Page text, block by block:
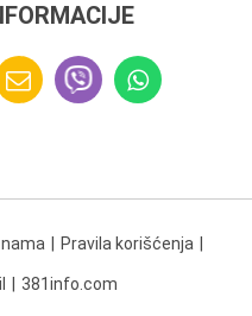
Pravila korišćenja
381info.com